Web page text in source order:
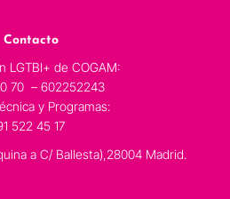
Contacto
LGTBI+ de COGAM:
70 – 602252243
y Programas:
522 45 17
a C/ Ballesta),28004 Madrid.